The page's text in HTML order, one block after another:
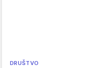
DRUŠTVO